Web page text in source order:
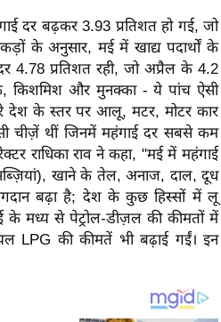
दर बढ़कर 3.93 प्रतिशत हो गई, जो
के अनुसार, मई में खाद्य पदार्थों के
4.78 प्रतिशत रही, जो अप्रैल के 4.2
किशमिश और मुनक्का - ये पांच ऐसी
देश के स्तर पर आलू, मटर, मोटर कार
चीज़ें थीं जिनमें महंगाई दर सबसे कम
राधिका राव ने कहा, "मई में महंगाई
खाने के तेल, अनाज, दाल, दूध
बढ़ा है; देश के कुछ हिस्सों में लू
के मध्य से पेट्रोल-डीज़ल की कीमतों में
LPG की कीमतें भी बढ़ाई गईं। इन